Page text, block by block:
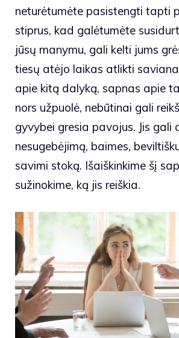
neturėtumėte pasistengti tapti
stiprus, kad galėtumėte
jūsų manymu, gali kelti jums
tiesų atėjo laikas atlikti
apie kitą dalyką, sapnas apie
nors užpuolė, nebūtinai gali
gyvybei gresia pavojus. Jis gali
nesugebėjimą, baimes,
savimi stoką. Išaiškinkime šį
sužinokime, ką jis reiškia.